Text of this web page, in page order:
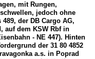
mit Rungen,
jedoch ohne
der DB Cargo AG,
auf dem KSW Rbf in
- NE 447). Hinten
der 31 80 4852
a.s. in Poprad